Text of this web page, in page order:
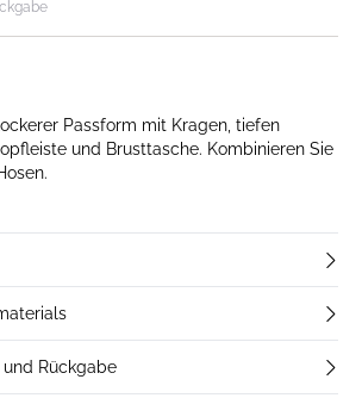
Passform mit Kragen, tiefen
und Brusttasche. Kombinieren Sie
Rückgabe